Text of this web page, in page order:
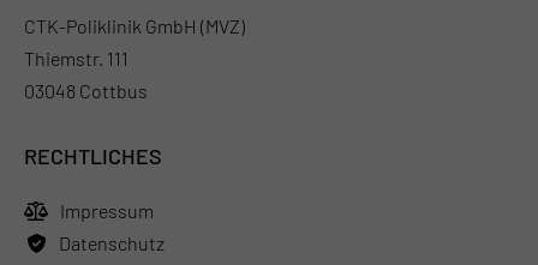
CTK-Poliklinik GmbH (MVZ)
Thiemstr. 111
03048 Cottbus
RECHTLICHES
Impressum
Datenschutz